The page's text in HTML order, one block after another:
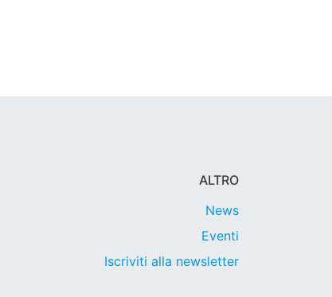
ALTRO
News
Eventi
Iscriviti alla newsletter